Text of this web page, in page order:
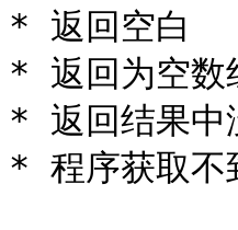
* 返回空白
* 返回为空
* 返回结果
* 程序获取不